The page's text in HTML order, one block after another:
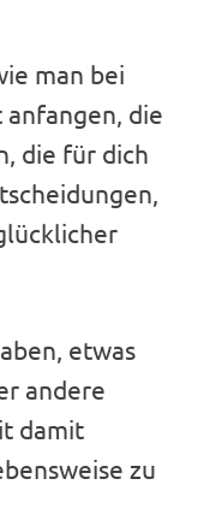
man bei
anfangen, die
die für dich
etwas
andere
damit
zu